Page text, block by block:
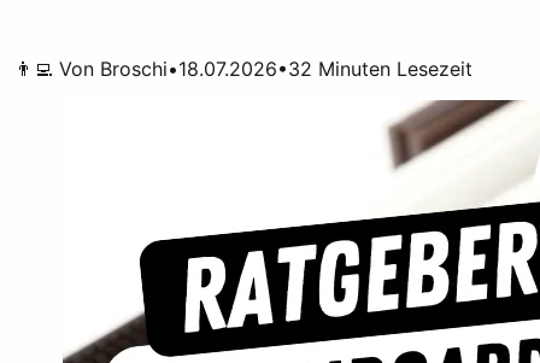
👨‍💻 Von Broschi•18.07.2026•32 Minuten Lesezeit